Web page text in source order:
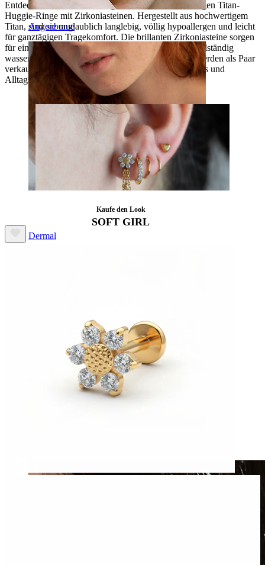
Augenbraue
Dermal
Entdecke dein neues Lieblingsstück: diese hochwertigen Titan-
Huggie-Ringe mit Zirkoniasteinen. Hergestellt aus hochwertigem
Titan, sind sie unglaublich langlebig, völlig hypoallergen und leicht
für ganztägigen Tragekomfort. Die brillanten Zirkoniasteine sorgen
für ein bezauberndes Funkeln, und die Ringe sind vollständig
wasserfest, so dass du sie nie abnehmen musst. Sie werden als Paar
verkauft und sind die perfekte Kombination aus Luxus und
Alltagstauglichkeit.
Kaufe den Look
SOFT GIRL